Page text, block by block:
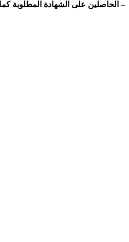
– الحاصلين على الشهادة المطلوبة